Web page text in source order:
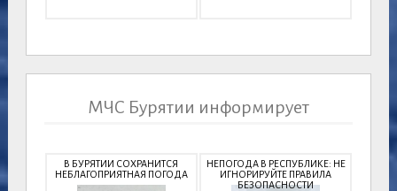
МЧС Бурятии информирует
В БУРЯТИИ СОХРАНИТСЯ
НЕБЛАГОПРИЯТНАЯ ПОГОДА
НЕПОГОДА В РЕСПУБЛИКЕ: НЕ
ИГНОРИРУЙТЕ ПРАВИЛА
БЕЗОПАСНОСТИ